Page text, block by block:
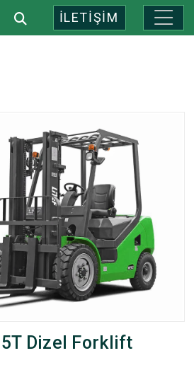
İLETİŞİM
Dizel Forklift